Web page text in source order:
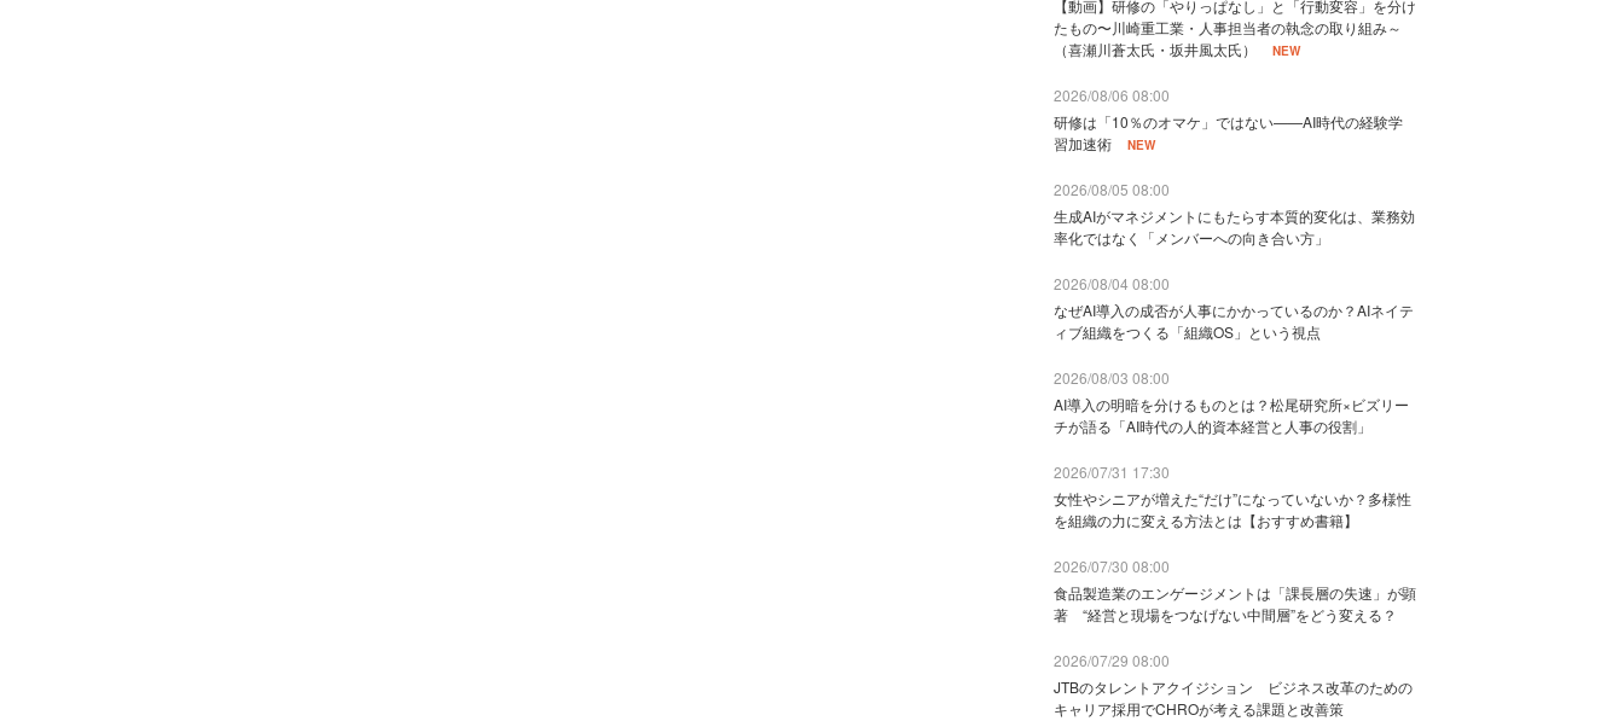
【動画】研修の「やりっぱなし」と「行動変容」を分け
たもの〜川崎重工業・人事担当者の執念の取り組み～
（喜瀬川蒼太氏・坂井風太氏）
NEW
2026/08/06 08:00
研修は「10％のオマケ」ではない——AI時代の経験学
習加速術
NEW
2026/08/05 08:00
生成AIがマネジメントにもたらす本質的変化は、業務効
率化ではなく「メンバーへの向き合い方」
2026/08/04 08:00
なぜAI導入の成否が人事にかかっているのか？AIネイテ
ィブ組織をつくる「組織OS」という視点
2026/08/03 08:00
AI導入の明暗を分けるものとは？松尾研究所×ビズリー
チが語る「AI時代の人的資本経営と人事の役割」
2026/07/31 17:30
女性やシニアが増えた“だけ”になっていないか？多様性
を組織の力に変える方法とは【おすすめ書籍】
2026/07/30 08:00
食品製造業のエンゲージメントは「課長層の失速」が顕
著 “経営と現場をつなげない中間層”をどう変える？
2026/07/29 08:00
JTBのタレントアクイジション ビジネス改革のための
キャリア採用でCHROが考える課題と改善策